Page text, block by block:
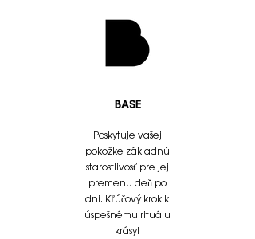
BASE
Poskytuje vašej
pokožke základnú
starostlivosť pre jej
premenu deň po
dni. Kľúčový krok k
úspešnému rituálu
krásy!